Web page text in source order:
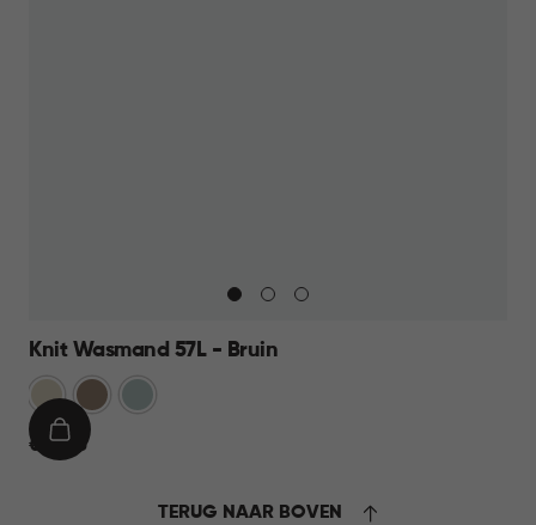
Knit Wasmand 57L - Bruin
Oase
wit
Bruin
Mistig
€
€ 27,95
IN
TERUG NAAR BOVEN